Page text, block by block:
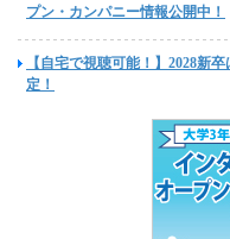
プン・カンパニー情報公開中！
【自宅で視聴可能！】2028新
定！